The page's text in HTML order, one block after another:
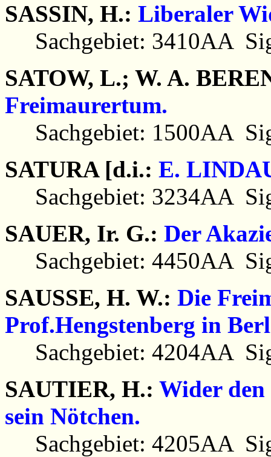
SASSIN, H.: Liberaler
Sachgebiet: 3410AA
SATOW, L.; W. A.
Freimaurertum.
Sachgebiet: 1500AA
SATURA [d.i.: E.
Sachgebiet: 3234AA
SAUER, Ir. G.: Der
Sachgebiet: 4450AA
SAUSSE, H. W.: Die
Prof.Hengstenberg in
Sachgebiet: 4204AA
SAUTIER, H.: Wider
sein Nötchen.
Sachgebiet: 4205AA